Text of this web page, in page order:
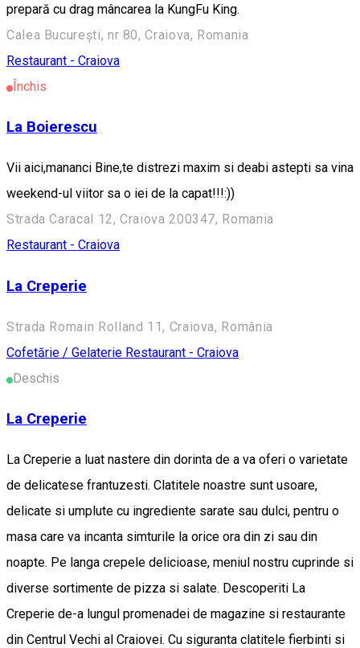
prepară cu drag mâncarea la KungFu King.
Calea București, nr 80, Craiova, Romania
Restaurant - Craiova
Închis
La Boierescu
Vii aici,mananci Bine,te distrezi maxim si deabi astepti sa vina
weekend-ul viitor sa o iei de la capat!!!:))
Strada Caracal 12, Craiova 200347, Romania
Restaurant - Craiova
La Creperie
Strada Romain Rolland 11, Craiova, România
Cofetărie / Gelaterie Restaurant - Craiova
Deschis
La Creperie
La Creperie a luat nastere din dorinta de a va oferi o varietate
de delicatese frantuzesti. Clatitele noastre sunt usoare,
delicate si umplute cu ingrediente sarate sau dulci, pentru o
masa care va incanta simturile la orice ora din zi sau din
noapte. Pe langa crepele delicioase, meniul nostru cuprinde si
diverse sortimente de pizza si salate. Descoperiti La
Creperie de-a lungul promenadei de magazine si restaurante
din Centrul Vechi al Craiovei. Cu siguranta clatitele fierbinti si